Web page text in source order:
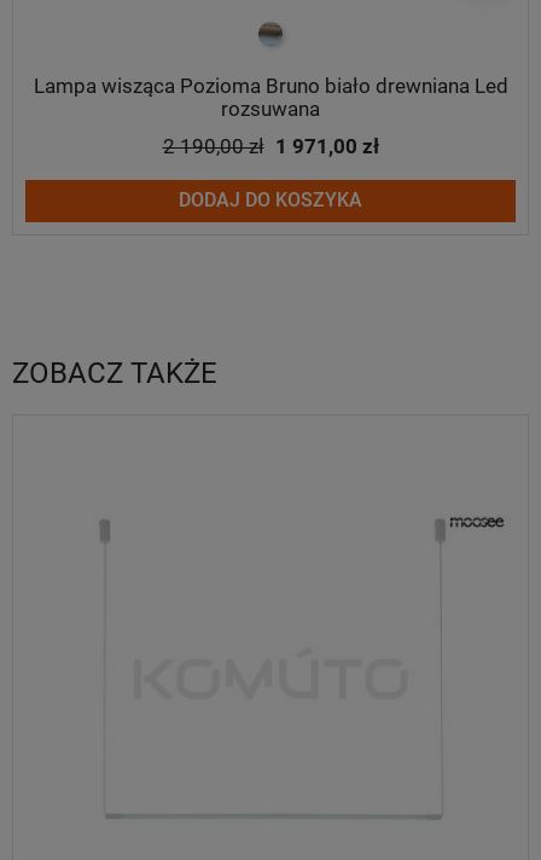
biało drewniany
Lampa wisząca Pozioma Bruno biało drewniana Led
rozsuwana
2 190,00 zł 1 971,00 zł
DODAJ DO KOSZYKA
ZOBACZ TAKŻE